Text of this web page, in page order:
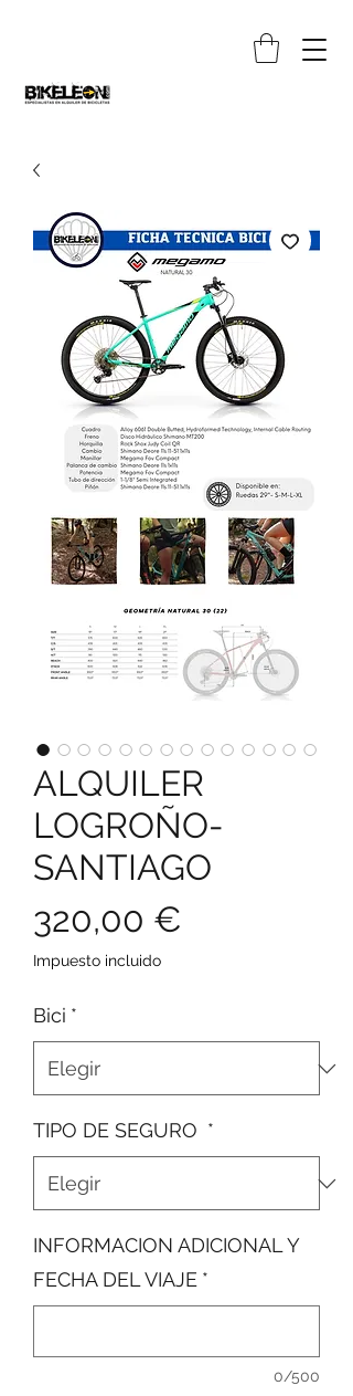
ALQUILER
LOGROÑO-
SANTIAGO
320,00 €
Impuesto incluido
Bici *
TIPO DE SEGURO *
INFORMACION ADICIONAL Y
FECHA DEL VIAJE *
0/500